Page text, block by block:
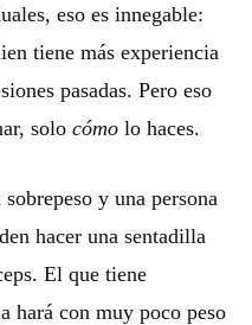
eso es innegable:
tiene más experiencia
pasadas. Pero eso
solo cómo lo haces.
y una persona
hacer una sentadilla
El que tiene
hará con muy poco peso